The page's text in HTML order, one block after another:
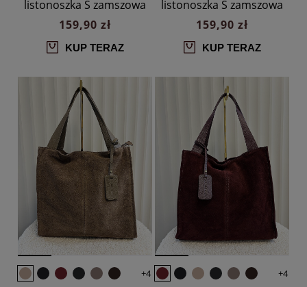
listonoszka S zamszowa
bordowa z klapką
159,90 zł
KUP TERAZ
listonoszka S zamszowa
czarna z klapką
159,90 zł
KUP TERAZ
+4 +4